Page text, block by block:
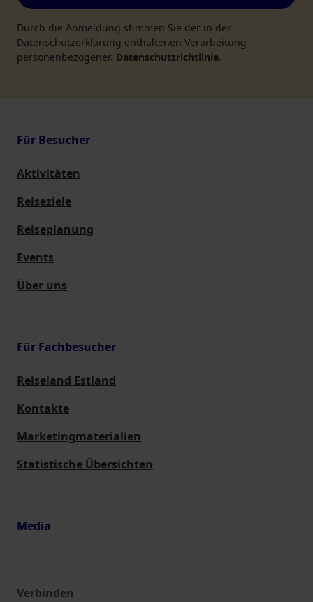
Durch die Anmeldung stimmen Sie der in der
Datenschutzerklärung enthaltenen Verarbeitung
personenbezogener. Datenschutzrichtlinie.
Für Besucher
Aktivitäten
Reiseziele
Reiseplanung
Events
Über uns
Für Fachbesucher
Reiseland Estland
Kontakte
Marketingmaterialien
Statistische Übersichten
Media
Verbinden